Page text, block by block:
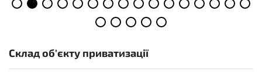
Склад об'єкту приватизації